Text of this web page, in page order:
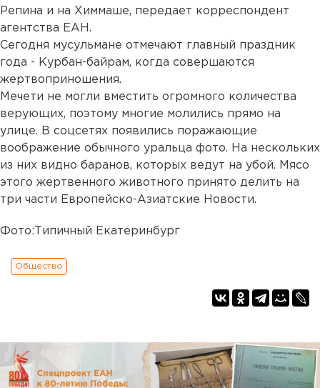
Репина и на Химмаше, передает корреспондент
агентства ЕАН.
Сегодня мусульмане отмечают главный праздник
года - Курбан-байрам, когда совершаются
жертвоприношения.
Мечети не могли вместить огромного количества
верующих, поэтому многие молились прямо на
улице. В соцсетях появились поражающие
воображение обычного уральца фото. На нескольких
из них видно баранов, которых ведут на убой. Мясо
этого жертвенного животного принято делить на
три части Европейско-Азиатские Новости.
Фото:Типичный Екатеринбург
Общество